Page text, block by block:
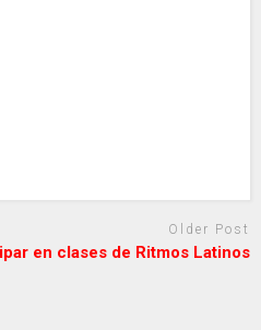
Older Post
en clases de Ritmos Latinos